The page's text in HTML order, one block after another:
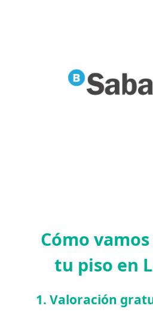
Cómo
tu piso en
1. Valoración